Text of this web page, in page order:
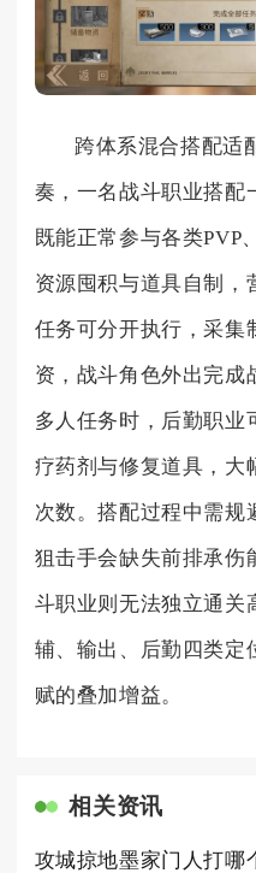
跨体系混合搭配适
奏，一名战斗职业搭配
既能正常参与各类PVP
资源囤积与道具自制，
任务可分开执行，采集
资，战斗角色外出完成
多人任务时，后勤职业
疗药剂与修复道具，大
次数。搭配过程中需规
狙击手会缺失前排承伤
斗职业则无法独立通关
辅、输出、后勤四类定
赋的叠加增益。
相关资讯
攻城掠地墨家门人打哪